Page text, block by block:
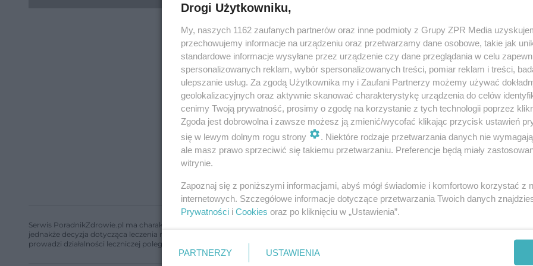
Serwis PoradnikZdrowie.pl ma charakter edukacyjny, nie stanowi i nie zastępuje porady lekarskiej. Redakcja serwisu dokłada wszelkich
jednakże decyzja dotycząca leczenia należy do lekarza. Redakcja i wydawca serwisu nie ponoszą odpowiedzialności wynikającej z
prowadzi działalności leczniczej polegającej na udzielaniu świadczeń zdrowotnych w rozumieniu art. 3 ust 1 ustawy o działalności leczniczej.
Drogi Użytkowniku,
My, naszych 1162 zaufanych partnerów oraz inne podmioty z Grupy ZPR Media
przechowujemy informacje na urządzeniu oraz przetwarzamy dane osobowe, takie jak
standardowe informacje wysyłane przez urządzenie czy dane przeglądania w celu
spersonalizowanych reklam, wybór spersonalizowanych treści, pomiar reklam i treści,
ulepszanie usług. Za zgodą Użytkownika my i Zaufani Partnerzy możemy używać
geolokalizacyjnych oraz aktywnie skanować charakterystykę urządzenia do celów
cenimy Twoją prywatność, prosimy o zgodę na korzystanie z tych technologii poprzez
Zgoda jest dobrowolna i zawsze możesz ją zmienić/wycofać klikając przycisk ustawień
się w lewym dolnym rogu strony
. Niektóre rodzaje przetwarzania danych nie
ale masz prawo sprzeciwić się takiemu przetwarzaniu. Preferencje będą miały
witrynie.
Zapoznaj się z poniższymi informacjami, abyś mógł świadomie i komfortowo korzystać z
internetowych. Szczegółowe informacje dotyczące przetwarzania Twoich danych
Prywatności i Cookies oraz po kliknięciu w „Ustawienia”.
PARTNERZY USTAWIENIA